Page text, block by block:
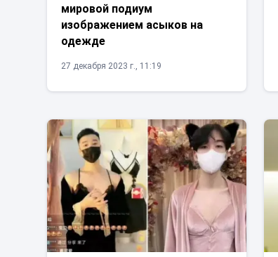
мировой подиум
изображением асыков на
одежде
27 декабря 2023 г., 11:19